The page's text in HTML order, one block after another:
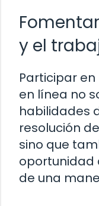
y el
Participar
en línea no
habilidades
resolución
sino que
oportunidad
de una